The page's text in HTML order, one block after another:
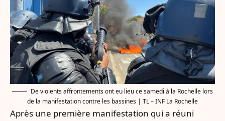
De violents affrontements ont eu lieu ce samedi à la Rochelle lors
de la manifestation contre les bassines | TL – INF La Rochelle
Après une première manifestation qui a réuni